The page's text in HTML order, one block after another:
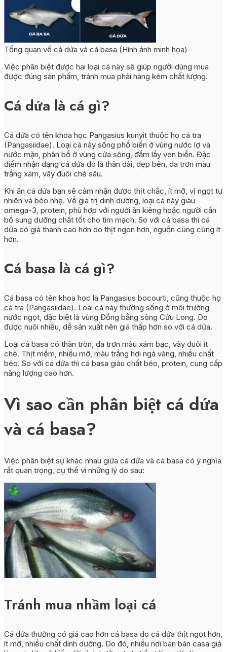
Tổng quan về cá dứa và cá basa (Hình ảnh minh họa)
Việc phân biệt được hai loại cá này sẽ giúp người dùng mua
được đúng sản phẩm, tránh mua phải hàng kém chất lượng.
Cá dứa là cá gì?
Cá dứa có tên khoa học Pangasius kunyit thuộc họ cá tra
(Pangasiidae). Loại cá này sống phổ biến ở vùng nước lợ và
nước mặn, phân bổ ở vùng cửa sông, đầm lầy ven biển. Đặc
điểm nhận dạng cá dứa đó là thân dài, dẹp bên, da trơn màu
trắng xám, vây đuôi chẻ sâu.
Khi ăn cá dứa bạn sẽ cảm nhận được thịt chắc, ít mỡ, vị ngọt tự
nhiên và béo nhẹ. Về giá trị dinh dưỡng, loại cá này giàu
omega-3, protein, phù hợp với người ăn kiêng hoặc người cần
bổ sung dưỡng chất tốt cho tim mạch. So với cá basa thì cá
dứa có giá thành cao hơn do thịt ngon hơn, nguồn cũng cũng ít
hơn.
Cá basa là cá gì?
Cá basa có tên khoa học là Pangasius bocourti, cũng thuộc họ
cá tra (Pangasiidae). Loài cá này thường sống ở môi trường
nước ngọt, đặc biệt là vùng Đồng bằng sông Cửu Long. Do
được nuôi nhiều, dễ sản xuất nên giá thấp hơn so với cá dứa.
Loại cá basa có thân tròn, da trơn màu xám bạc, vây đuôi ít
chẻ. Thịt mềm, nhiều mỡ, màu trắng hơi ngả vàng, nhiều chất
béo. So với cá dứa thì cá basa giàu chất béo, protein, cung cấp
năng lượng cao hơn.
Vì sao cần phân biệt cá dứa
và cá basa?
Việc phân biệt sự khác nhau giữa cá dứa và cá basa có ý nghĩa
rất quan trọng, cụ thể vì những lý do sau:
Tránh mua nhầm loại cá
Cá dứa thường có giá cao hơn cá basa do cá dứa thịt ngọt hơn,
ít mỡ, nhiều chất dinh dưỡng. Do đó, nhiều nơi bán bán casa giả